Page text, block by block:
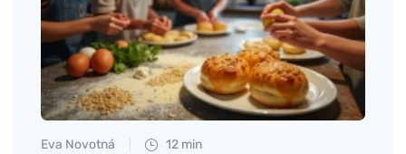
Eva Novotná 12 min